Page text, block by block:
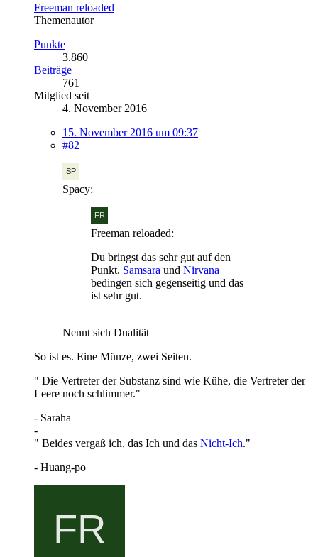
Freeman reloaded
Themenautor
Punkte
3.860
Beiträge
761
Mitglied seit
4. November 2016
15. November 2016 um 09:37
#82
Spacy:
Freeman reloaded:
Du bringst das sehr gut auf den
Punkt. Samsara und Nirvana
bedingen sich gegenseitig und das
ist sehr gut.
Nennt sich Dualität
So ist es. Eine Münze, zwei Seiten.
" Die Vertreter der Substanz sind wie Kühe, die Vertreter der
Leere noch schlimmer."
- Saraha
-
" Beides vergaß ich, das Ich und das Nicht-Ich."
- Huang-po